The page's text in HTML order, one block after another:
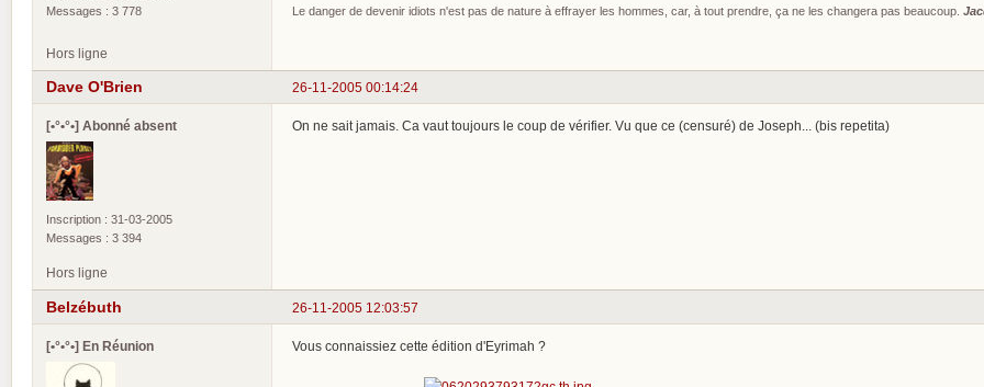
Messages : 3 778
Le danger de devenir idiots n'est pas de nature à effrayer les hommes, car, à tout prendre, ça ne les changera pas beaucoup.
Hors ligne
26-11-2005 00:14:24
Dave O'Brien
[•°•°•] Abonné absent
Inscription : 31-03-2005
Messages : 3 394
On ne sait jamais. Ca vaut toujours le coup de vérifier. Vu que ce (censuré) de Joseph... (bis repetita)
Hors ligne
26-11-2005 12:03:57
Belzébuth
[•°•°•] En Réunion Vous connaissiez cette édition d'Eyrimah ?